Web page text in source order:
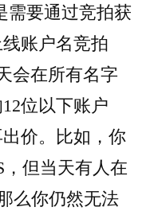
需要通过竞拍获
账户名竞拍
会在所有名字
位以下账户
价。比如，你
，但当天有人在
么你仍然无法